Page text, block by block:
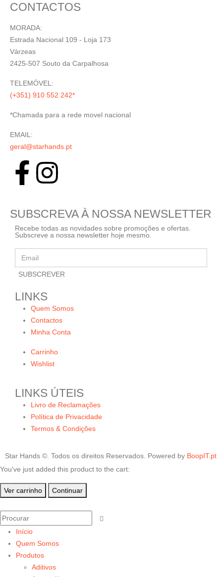
CONTACTOS
MORADA:
Estrada Nacional 109 - Loja 173
Várzeas
2425-507 Souto da Carpalhosa
TELEMÓVEL:
(+351) 910 552 242*
*Chamada para a rede movel nacional
EMAIL:
geral@starhands.pt
SUBSCREVA À NOSSA NEWSLETTER
Recebe todas as novidades sobre promoções e ofertas.
Subscreve a nossa newsletter hoje mesmo.
LINKS
Quem Somos
Contactos
Minha Conta
Carrinho
Wishlist
LINKS ÚTEIS
Livro de Reclamações
Política de Privacidade
Termos & Condições
Star Hands ©. Todos os direitos Reservados. Powered by BoopIT.pt
You've just added this product to the cart:
Ver carrinho Continuar
Início
Quem Somos
Produtos
Aditivos